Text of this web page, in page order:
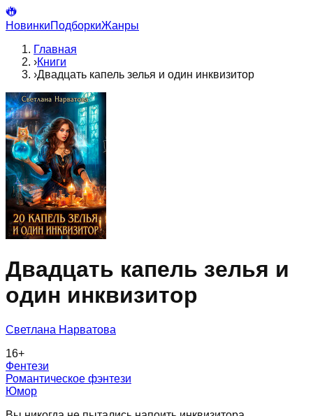
НовинкиПодборкиЖанры
Главная
›Книги
›Двадцать капель зелья и один инквизитор
Двадцать капель зелья и
один инквизитор
Светлана Нарватова
16+
Фентези
Романтическое фэнтези
Юмор